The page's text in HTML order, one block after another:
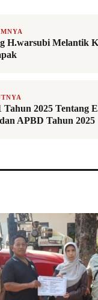
H.warsubi Melantik
2025 Tentang
APBD Tahun 2025